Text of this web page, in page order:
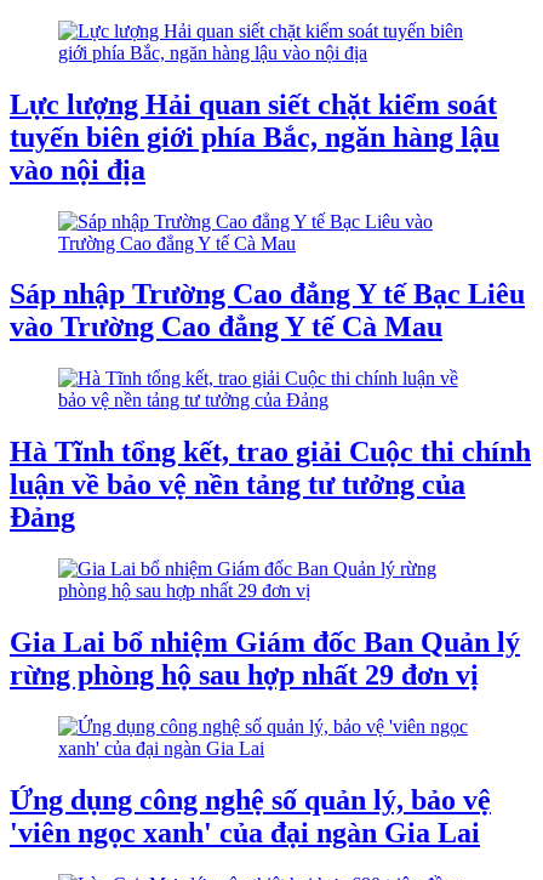
Lực lượng Hải quan siết chặt kiểm soát
tuyến biên giới phía Bắc, ngăn hàng lậu
vào nội địa
Sáp nhập Trường Cao đẳng Y tế Bạc Liêu
vào Trường Cao đẳng Y tế Cà Mau
Hà Tĩnh tổng kết, trao giải Cuộc thi chính
luận về bảo vệ nền tảng tư tưởng của
Đảng
Gia Lai bổ nhiệm Giám đốc Ban Quản lý
rừng phòng hộ sau hợp nhất 29 đơn vị
Ứng dụng công nghệ số quản lý, bảo vệ
'viên ngọc xanh' của đại ngàn Gia Lai